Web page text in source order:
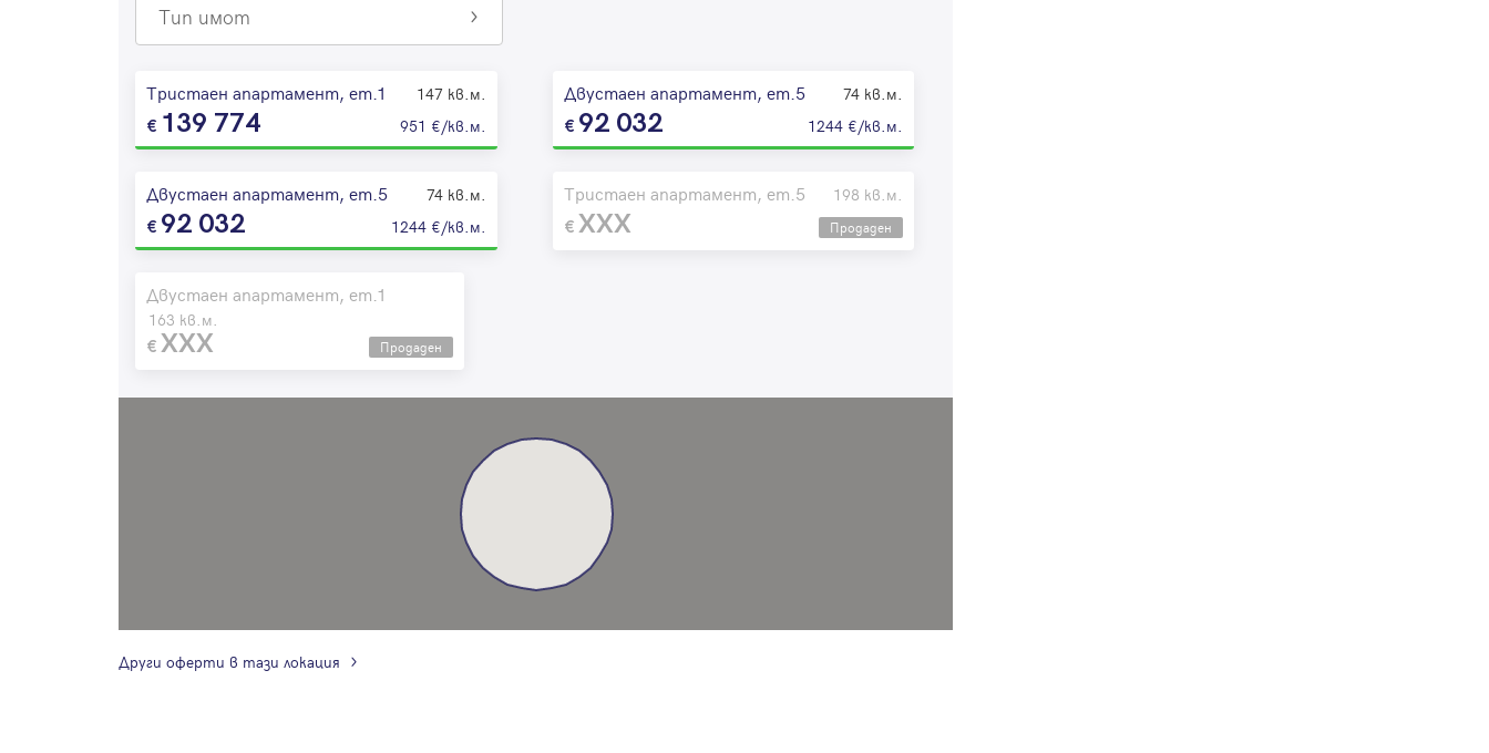
Тип имот
Тристаен апартамент, ет.1 147 кв.м.
139 774 951 €/кв.м.
Двустаен апартамент, ет.5 74 кв.м.
92 032 1244 €/кв.м.
Двустаен апартамент, ет.5 74 кв.м.
92 032 1244 €/кв.м.
Тристаен апартамент, ет.5 198 кв.м.
XXX Продаден
Двустаен апартамент, ет.1
163 кв.м.
XXX Продаден
Други оферти в тази локация